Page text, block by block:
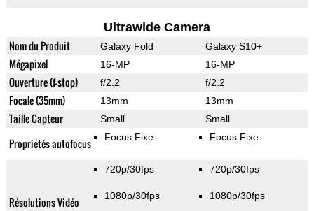
Ultrawide Camera
Nom du Produit Galaxy Fold Galaxy S10+
Mégapixel 16-MP 16-MP
Ouverture (f-stop) f/2.2 f/2.2
Focale (35mm) 13mm 13mm
Taille Capteur Small Small
Propriétés autofocus Focus Fixe Focus Fixe
Résolutions Vidéo
720p/30fps
1080p/30fps
720p/30fps
1080p/30fps